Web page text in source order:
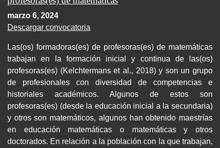
marzo 6, 2024
Descargar convocatoria
Las(os) formadoras(es) de profesoras(es) de matemáticas
trabajan en la formación inicial y continua de las(os)
profesoras(es) (Kelchtermans et al., 2018) y son un grupo
de profesionales con diversidad de competencias e
historiales académicos. Algunos de estos son
profesoras(es) (desde la educación inicial a la secundaria)
y otros son matemáticos, algunos han obtenido maestrías
en educación matemáticas o matemáticas y otros
doctorados. En relación a la población con la que trabajan,